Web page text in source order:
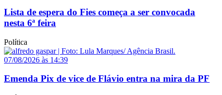
Lista de espera do Fies começa a ser convocada
nesta 6ª feira
Política
07/08/2026 às 14:39
Emenda Pix de vice de Flávio entra na mira da PF